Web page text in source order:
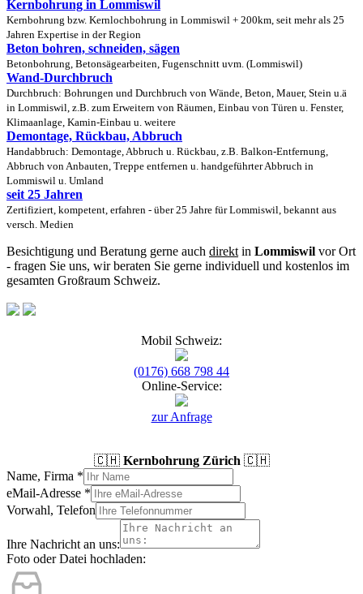
Kernbohrung in Lommiswil
Kernbohrung bzw. Kernlochbohrung in Lommiswil + 200km, seit mehr als 25
Jahren Expertise in der Region
Beton bohren, schneiden, sägen
Betonbohrung, Betonsägearbeiten, Fugenschnitt uvm. (Lommiswil)
Wand-Durchbruch
Durchbruch: Bohrungen und Durchbruch von Wände, Beton, Mauer, Stein u.ä
in Lommiswil, z.B. zum Erweitern von Räumen, Einbau von Türen u. Fenster,
Klimaanlage, Kamin-Einbau u. weitere
Demontage, Rückbau, Abbruch
Handabbruch: Demontage, Abbruch u. Rückbau, z.B. Balkon-Entfernung,
Abbruch von Anbauten, Treppe entfernen u. handgeführter Abbruch in
Lommiswil u. Umland
seit 25 Jahren
Zertifiziert, kompetent, erfahren - über 25 Jahre für Lommiswil, bekannt aus
versch. Medien
Besichtigung und Beratung gerne auch direkt in Lommiswil vor Ort
- fragen Sie uns, wir beraten Sie gerne individuell und kostenlos im
gesamten Großraum Schweiz.
Mobil Schweiz:
(0176) 668 798 44
Online-Service:
zur Anfrage
🇨🇭 Kernbohrung Zürich 🇨🇭
Name, Firma *
eMail-Adresse *
Vorwahl, Telefon
Ihre Nachricht an uns:
Foto oder Datei hochladen: